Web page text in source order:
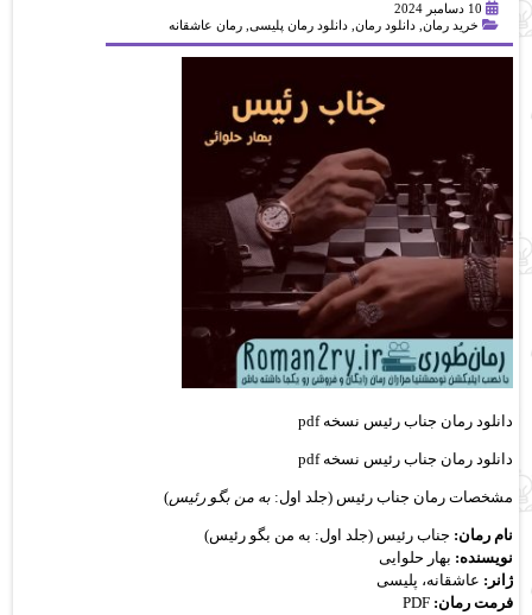
10 دسامبر 2024
خرید رمان, دانلود رمان, دانلود رمان پلیسی, رمان عاشقانه
دانلود رمان جناب رئیس نسخه pdf
دانلود رمان جناب رئیس نسخه pdf
مشخصات رمان جناب رئیس (جلد اول: به من بگو رئیس)
نام رمان: جناب رئیس (جلد اول: به من بگو رئیس)
نویسنده: بهار حلوایی
ژانر: عاشقانه، پلیسی
فرمت رمان: